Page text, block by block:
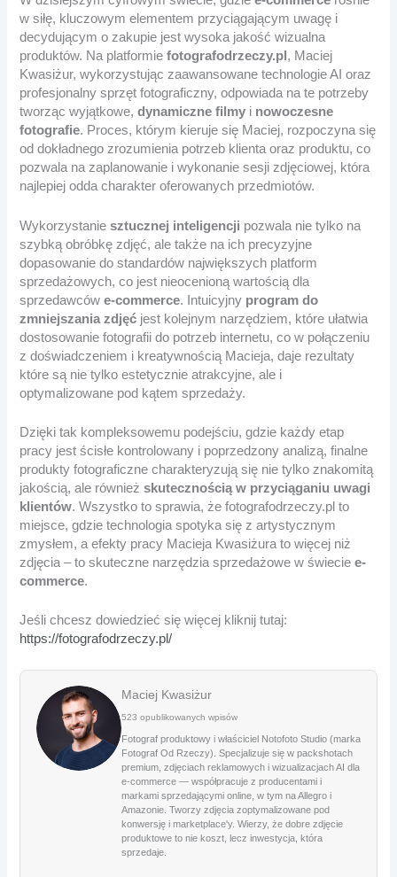
w siłę, kluczowym elementem przyciągającym uwagę i
decydującym o zakupie jest wysoka jakość wizualna
produktów. Na platformiefotografodrzeczy.pl , Maciej
Kwasiżur, wykorzystując zaawansowane technologie AI oraz
profesjonalny sprzęt fotograficzny, odpowiada na te potrzeby
tworząc wyjątkowe,dynamiczne filmy i nowoczesne
fotografie. Proces, którym kieruje się Maciej, rozpoczyna się
od dokładnego zrozumienia potrzeb klienta oraz produktu, co
pozwala na zaplanowanie i wykonanie sesji zdjęciowej, która
najlepiej odda charakter oferowanych przedmiotów.
Wykorzystaniesztucznej inteligencji pozwala nie tylko na
szybką obróbkę zdjęć, ale także na ich precyzyjne
dopasowanie do standardów największych platform
sprzedażowych, co jest nieocenioną wartością dla
sprzedawcówe-commerce. Intuicyjny program do
zmniejszania zdjęć jest kolejnym narzędziem, które ułatwia
dostosowanie fotografii do potrzeb internetu, co w połączeniu
z doświadczeniem i kreatywnością Macieja, daje rezultaty
które są nie tylko estetycznie atrakcyjne, ale i
optymalizowane pod kątem sprzedaży.
Dzięki tak kompleksowemu podejściu, gdzie każdy etap
pracy jest ścisłe kontrolowany i poprzedzony analizą, finalne
produkty fotograficzne charakteryzują się nie tylko znakomitą
jakością, ale równieżskutecznością w przyciąganiu uwagi
klientów. Wszystko to sprawia, że fotografodrzeczy.pl to
miejsce, gdzie technologia spotyka się z artystycznym
zmysłem, a efekty pracy Macieja Kwasiżura to więcej niż
zdjęcia – to skuteczne narzędzia sprzedażowe w świeciee-
commerce.
Jeśli chcesz dowiedzieć się więcej kliknij tutaj:
https://fotografodrzeczy.pl/
Maciej Kwasiżur
523 opublikowanych wpisów
Fotograf produktowy i właściciel Notofoto Studio (marka
Fotograf Od Rzeczy). Specjalizuje się w packshotach
premium, zdjęciach reklamowych i wizualizacjach AI dla
e-commerce — współpracuje z producentami i
markami sprzedającymi online, w tym na Allegro i
Amazonie. Tworzy zdjęcia zoptymalizowane pod
konwersję i marketplace'y. Wierzy, że dobre zdjęcie
produktowe to nie koszt, lecz inwestycja, która
sprzedaje.